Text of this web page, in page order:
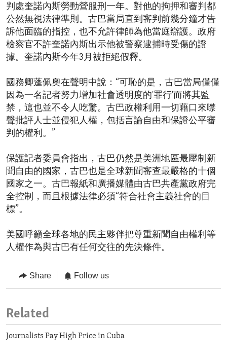
判處奎諾內斯勞動營服刑一年。對他的拘押和審判都
公然無視法律準則。古巴當局直到審判前幾分鐘才告
訴他面臨的指控，也不允許律師為他當庭辯護。政府
檢察官不許奎諾內斯出示他被警察逮捕時受傷的證
據。奎諾內斯今年3月被拒絕假釋。
國務卿蓬佩奧在聲明中說：“可恥的是，古巴當局僅僅
因為一名記者努力增加社會透明度的'罪行'而將其監
禁，這也並不令人吃驚。古巴政權利用一切藉口來噤
聲批評人士並侵犯人權，包括言論自由和保證公平審
判的權利。”
保護記者委員會指出，古巴仍然是美洲地區最壓制新
聞自由的國家，古巴也是全球新聞審查最嚴格的十個
國家之一。古巴報紙和廣播媒體由古巴共產黨政府完
全控制，而且根據法律必須“符合社會主義社會的目
標”。
美國呼籲全球各地的民主夥伴把尊重新聞自由權利等
人權作為與古巴有任何交往的先決條件。
Share Follow us
Related
Journalists Pay High Price in Cuba